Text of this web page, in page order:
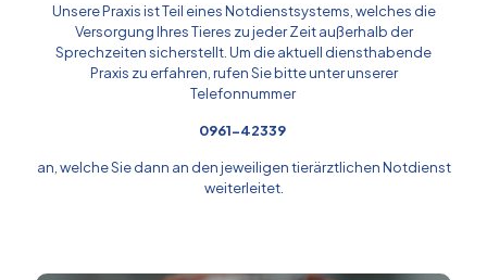
Unsere Praxis ist Teil eines Notdienstsystems, welches die
Versorgung Ihres Tieres zu jeder Zeit außerhalb der
Sprechzeiten sicherstellt. Um die aktuell diensthabende
Praxis zu erfahren, rufen Sie bitte unter unserer
Telefonnummer
0961-42339
an, welche Sie dann an den jeweiligen tierärztlichen Notdienst
weiterleitet.